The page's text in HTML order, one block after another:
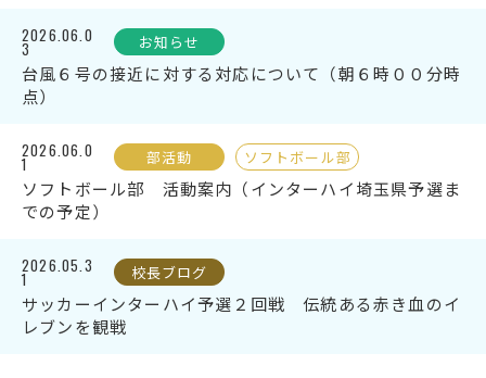
2026.06.0
3 お知らせ
台風６号の接近に対する対応について（朝６時００分時
点）
2026.06.0
1 部活動 ソフトボール部
ソフトボール部 活動案内（インターハイ埼玉県予選ま
での予定）
2026.05.3
1 校長ブログ
サッカーインターハイ予選２回戦 伝統ある赤き血のイ
レブンを観戦